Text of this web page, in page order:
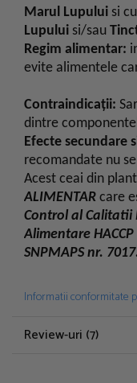
Marul Lupului si cu
Lupului si/sau
Regim alimentar:
evite alimentele
Contraindicații:
dintre
Efecte secundare
recomandate nu
Acest ceai din
ALIMENTAR care
Control al Calitatii
Alimentare HACCP
SNPMAPS nr.
Informatii conformitate
Review-uri (7)